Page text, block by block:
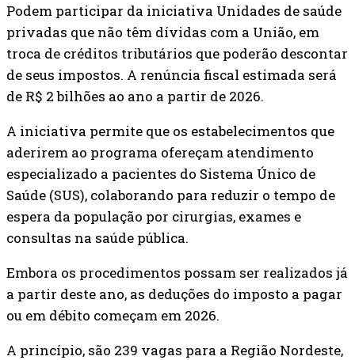
Podem participar da iniciativa Unidades de saúde
privadas que não têm dívidas com a União, em
troca de créditos tributários que poderão descontar
de seus impostos. A renúncia fiscal estimada será
de R$ 2 bilhões ao ano a partir de 2026.
A iniciativa permite que os estabelecimentos que
aderirem ao programa ofereçam atendimento
especializado a pacientes do Sistema Único de
Saúde (SUS), colaborando para reduzir o tempo de
espera da população por cirurgias, exames e
consultas na saúde pública.
Embora os procedimentos possam ser realizados já
a partir deste ano, as deduções do imposto a pagar
ou em débito começam em 2026.
A princípio, são 239 vagas para a Região Nordeste,